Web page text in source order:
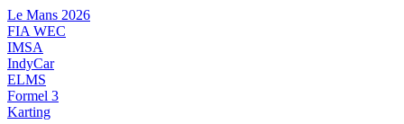
Videre
til
indhold
Le Mans 2026
FIA WEC
IMSA
IndyCar
ELMS
Formel 3
Karting